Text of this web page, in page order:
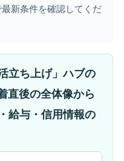
新条件を確認してくだ
立ち上げ」ハブの
直後の全体像から
給与・信用情報の